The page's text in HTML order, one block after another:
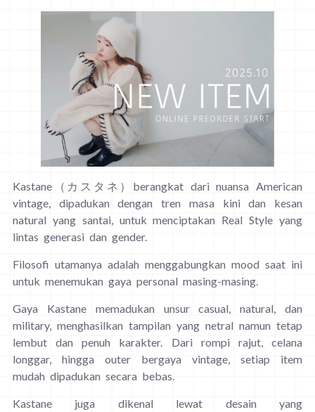
Kastane（カスタネ）berangkat dari nuansa American
vintage, dipadukan dengan tren masa kini dan kesan
natural yang santai, untuk menciptakan Real Style yang
lintas generasi dan gender.
Filosofi utamanya adalah menggabungkan mood saat ini
untuk menemukan gaya personal masing-masing.
Gaya Kastane memadukan unsur casual, natural, dan
military, menghasilkan tampilan yang netral namun tetap
lembut dan penuh karakter. Dari rompi rajut, celana
longgar, hingga outer bergaya vintage, setiap item
mudah dipadukan secara bebas.
Kastane juga dikenal lewat desain yang